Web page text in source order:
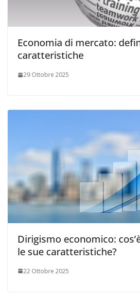
Economia di mercato:
caratteristiche
29 Ottobre 2025
Dirigismo economico:
le sue caratteristiche?
22 Ottobre 2025